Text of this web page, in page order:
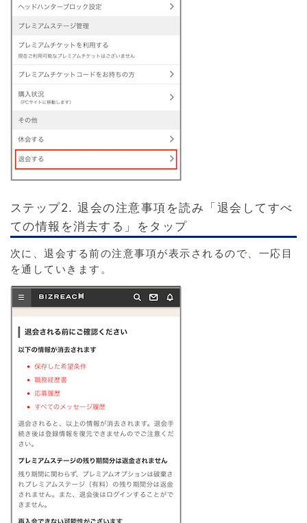
ステップ2. 退会の注意事項を読み「退会してすべ
ての情報を消去する」をタップ
次に、退会する前の注意事項が表示されるので、一応目
を通していきます。